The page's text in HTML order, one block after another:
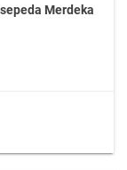
Merdeka